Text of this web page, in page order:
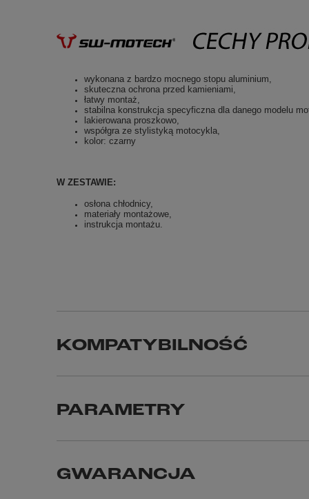
wykonana z bardzo mocnego stopu aluminium,
skuteczna ochrona przed kamieniami,
łatwy montaż,
stabilna konstrukcja specyficzna dla danego modelu
lakierowana proszkowo,
współgra ze stylistyką motocykla,
kolor: czarny
W ZESTAWIE:
osłona chłodnicy,
materiały montażowe,
instrukcja montażu.
KOMPATYBILNOŚĆ
PARAMETRY
GWARANCJA